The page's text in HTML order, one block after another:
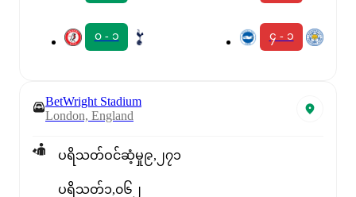
၀ - ၁ ၄ - ၁
BetWright Stadium
London, England
ပရိသတ်ဝင်ဆံ့မှု၉,၂၇၁
ပရိသတ်၁,၀၆၂